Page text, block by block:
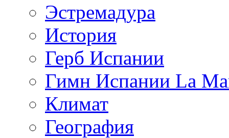
Эстремадура
История
Герб Испании
Гимн Испании La
Климат
География